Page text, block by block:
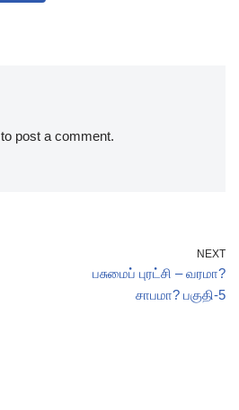
to post a comment.
NEXT
பசுமைப் புரட்சி – வரமா?
சாபமா? பகுதி-5